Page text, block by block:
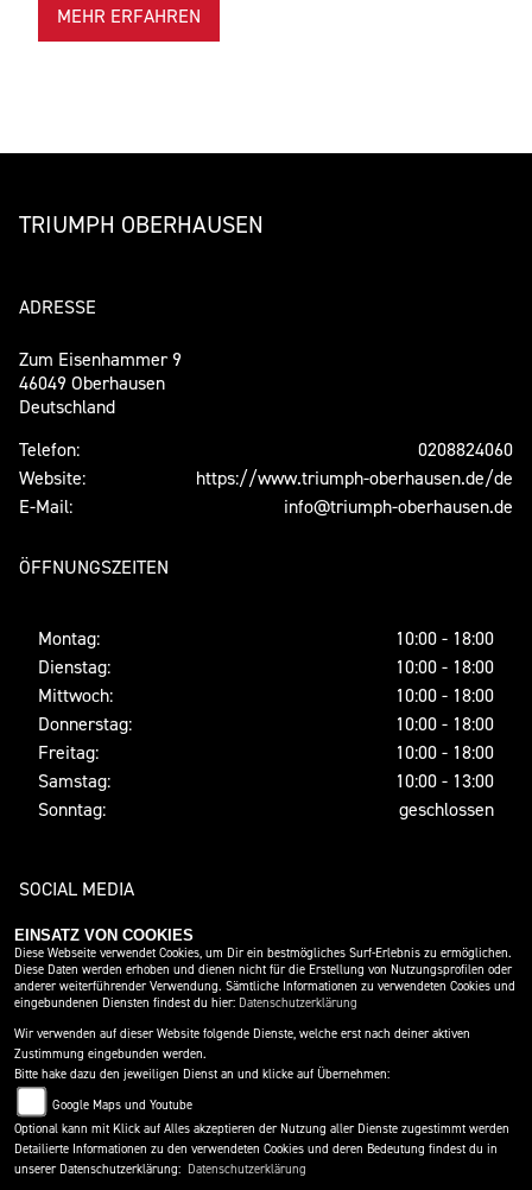
MEHR ERFAHREN
TRIUMPH OBERHAUSEN
ADRESSE
Zum Eisenhammer 9
46049 Oberhausen
Deutschland
Telefon:
0208824060
Website:
https://www.triumph-oberhausen.de/de
E-Mail:
info@triumph-oberhausen.de
ÖFFNUNGSZEITEN
Montag:
10:00 - 18:00
Dienstag:
10:00 - 18:00
Mittwoch:
10:00 - 18:00
Donnerstag:
10:00 - 18:00
Freitag:
10:00 - 18:00
Samstag:
10:00 - 13:00
Sonntag:
geschlossen
SOCIAL MEDIA
AGB
IMPRESSUM
BARRIEREFREIHEIT
EINSATZ VON COOKIES
Diese Webseite verwendet Cookies, um Dir ein bestmögliches Surf-Erlebnis zu ermöglichen.
Diese Daten werden erhoben und dienen nicht für die Erstellung von Nutzungsprofilen oder
anderer weiterführender Verwendung. Sämtliche Informationen zu verwendeten Cookies und
eingebundenen Diensten findest du hier: Datenschutzerklärung
Wir verwenden auf dieser Website folgende Dienste, welche erst nach deiner aktiven
Zustimmung eingebunden werden.
Bitte hake dazu den jeweiligen Dienst an und klicke auf Übernehmen:
Google Maps und Youtube
Optional kann mit Klick auf Alles akzeptieren der Nutzung aller Dienste zugestimmt werden
Detailierte Informationen zu den verwendeten Cookies und deren Bedeutung findest du in
unserer Datenschutzerklärung: Datenschutzerklärung